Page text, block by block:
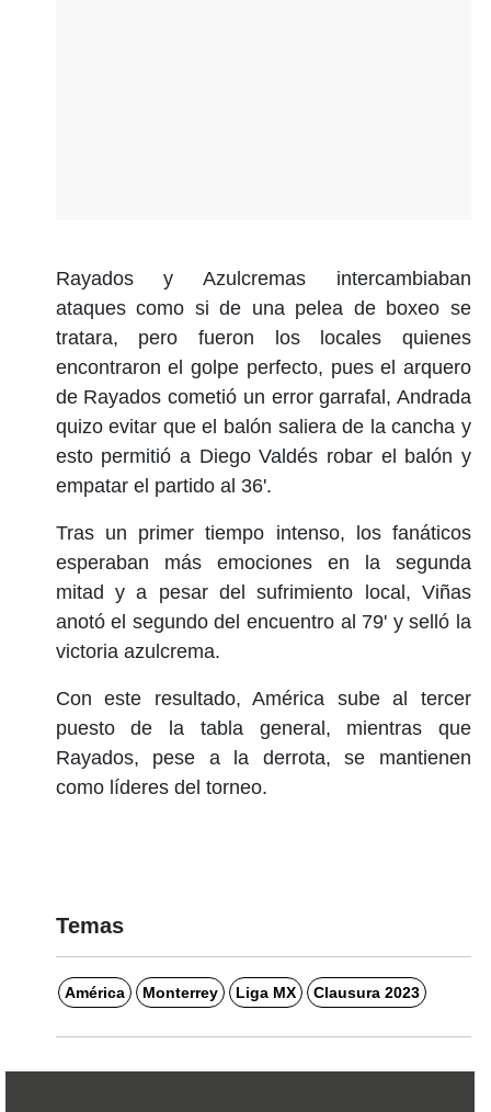
Rayados y Azulcremas intercambiaban
ataques como si de una pelea de boxeo se
tratara, pero fueron los locales quienes
encontraron el golpe perfecto, pues el arquero
de Rayados cometió un error garrafal, Andrada
quizo evitar que el balón saliera de la cancha y
esto permitió a Diego Valdés robar el balón y
empatar el partido al 36'.
Tras un primer tiempo intenso, los fanáticos
esperaban más emociones en la segunda
mitad y a pesar del sufrimiento local, Viñas
anotó el segundo del encuentro al 79' y selló la
victoria azulcrema.
Con este resultado, América sube al tercer
puesto de la tabla general, mientras que
Rayados, pese a la derrota, se mantienen
como líderes del torneo.
Temas
América Monterrey Liga MX Clausura 2023